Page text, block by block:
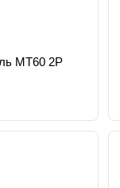
МТ60 2P